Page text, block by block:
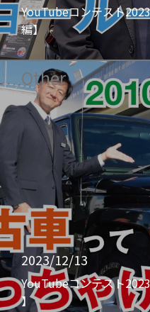
YouTubeコンテスト
編】
Other
2023/12/13
YouTubeコンテスト
】